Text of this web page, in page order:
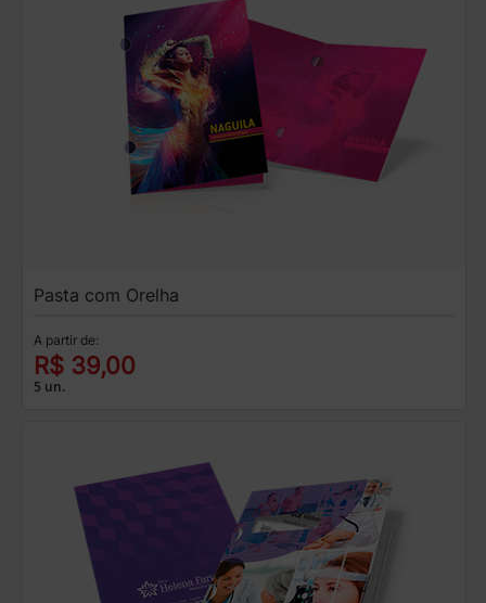
Pasta com Orelha
A partir de:
R$ 39,00
5 un.